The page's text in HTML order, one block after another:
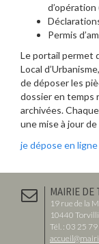
d’opération
Permis
Le portail permet
Local
de déposer les
dossier en temps
archivées.
une mise à jour
je dépose en ligne
MAIRIE DE
19 rue de la
10440
Tél. : 03 25